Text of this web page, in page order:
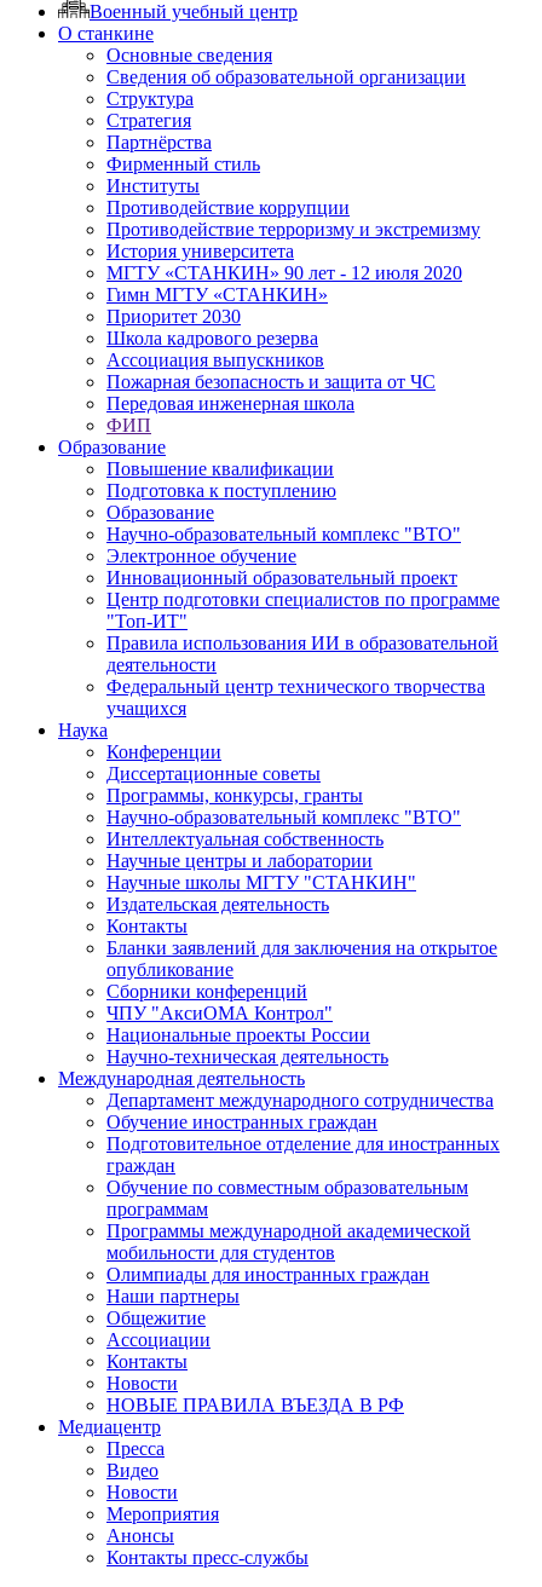
Военный учебный центр
О станкине
Основные сведения
Сведения об образовательной организации
Структура
Стратегия
Партнёрства
Фирменный стиль
Институты
Противодействие коррупции
Противодействие терроризму и экстремизму
История университета
МГТУ «СТАНКИН» 90 лет - 12 июля 2020
Гимн МГТУ «СТАНКИН»
Приоритет 2030
Школа кадрового резерва
Ассоциация выпускников
Пожарная безопасность и защита от ЧС
Передовая инженерная школа
ФИП
Образование
Повышение квалификации
Подготовка к поступлению
Образование
Научно-образовательный комплекс "ВТО"
Электронное обучение
Инновационный образовательный проект
Центр подготовки специалистов по программе
"Топ-ИТ"
Правила использования ИИ в образовательной
деятельности
Федеральный центр технического творчества
учащихся
Наука
Конференции
Диссертационные советы
Программы, конкурсы, гранты
Научно-образовательный комплекс "ВТО"
Интеллектуальная собственность
Научные центры и лаборатории
Научные школы МГТУ "СТАНКИН"
Издательская деятельность
Контакты
Бланки заявлений для заключения на открытое
опубликование
Сборники конференций
ЧПУ "АксиОМА Контрол"
Национальные проекты России
Научно-техническая деятельность
Международная деятельность
Департамент международного сотрудничества
Обучение иностранных граждан
Подготовительное отделение для иностранных
граждан
Обучение по совместным образовательным
программам
Программы международной академической
мобильности для студентов
Олимпиады для иностранных граждан
Наши партнеры
Общежитие
Ассоциации
Контакты
Новости
НОВЫЕ ПРАВИЛА ВЪЕЗДА В РФ
Медиацентр
Пресса
Видео
Новости
Мероприятия
Анонсы
Контакты пресс-службы